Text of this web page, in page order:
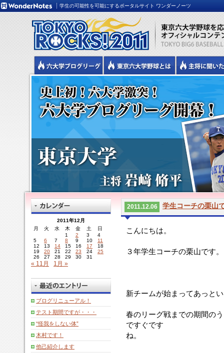
学生の可能性を可能にするポータルサイト ワンダーノーツ
2011.12.06 学生コーチの栗山
こんにちは。
３年学生コーチの栗山です。
新チームが始まってあっと
春のリーグ戦までの期間の
ですぐです
ね。
2011年12月
月
火 水 木 金 土
日
1
2 3
4
5
6 7 8 9 10
11
12
13 14 15 16 17
18
19
20 21 22 23 24
25
26
27 28 29 30 31
« 11月 1月 »
ブログリニューアル！
テスト期間ですが・・・
“怪我をしない体”
木村です！
他己紹介します